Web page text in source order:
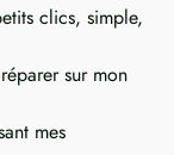
clics, simple,
sur mon
mes